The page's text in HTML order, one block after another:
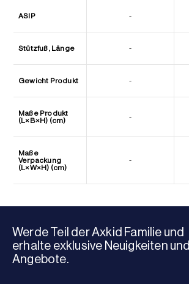
ASIP -
Stützfuß, Länge -
Gewicht Produkt -
Maße Produkt
(L×B×H) (cm)
-
Maße
Verpackung
(L×W×H) (cm)
-
Werde Teil der Axkid Familie und
erhalte exklusive Neuigkeiten und
Angebote.